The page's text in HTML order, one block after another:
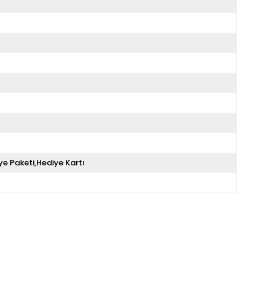
Paketi,Hediye Kartı